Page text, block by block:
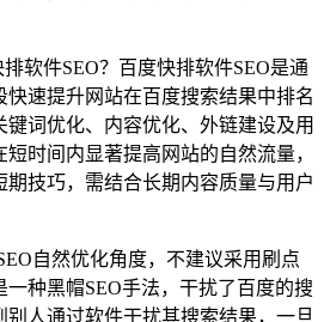
排软件SEO？百度快排软件SEO是通
速提升网站在百度搜索结果中排名
词优化、内容优化、外链建设及用
时间内显著提高网站的自然流量，
技巧，需结合长期内容质量与用户
自然优化角度，不建议采用刷点
种黑帽SEO手法，干扰了百度的搜
人通过软件干扰其搜索结果，一旦